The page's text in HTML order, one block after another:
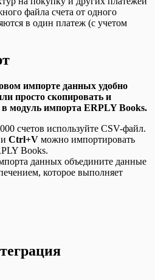
файла счета от одного
в один платеж (с учетом
импорте данных удобно
просто скопировать и
модуль импорта ERPLY Books.
счетов используйте CSV-файл.
и Ctrl+V можно импортировать
Books.
данных объедините данные
которое выполняет